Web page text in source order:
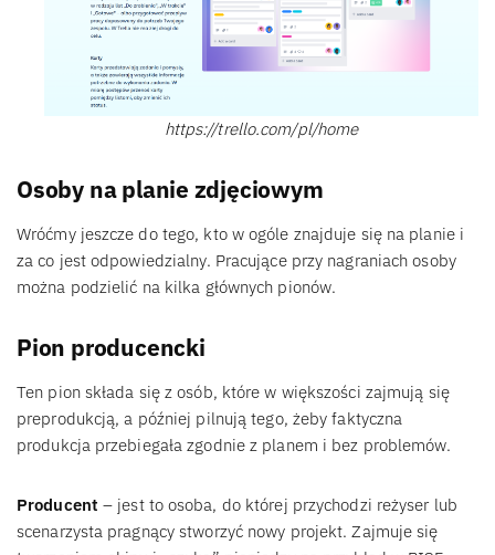
https://trello.com/pl/home
Osoby na planie zdjęciowym
Wróćmy jeszcze do tego, kto w ogóle znajduje się na planie i
za co jest odpowiedzialny. Pracujące przy nagraniach osoby
można podzielić na kilka głównych pionów.
Pion producencki
Ten pion składa się z osób, które w większości zajmują się
preprodukcją, a później pilnują tego, żeby faktyczna
produkcja przebiegała zgodnie z planem i bez problemów.
Producent – jest to osoba, do której przychodzi reżyser lub
scenarzysta pragnący stworzyć nowy projekt. Zajmuje się